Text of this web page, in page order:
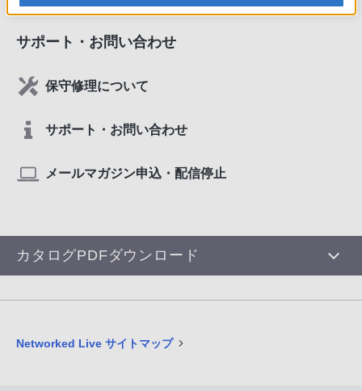
サポート・お問い合わせ
保守修理について
サポート・お問い合わせ
メールマガジン申込・配信停止
カタログPDFダウンロード
Networked Live サイトマップ